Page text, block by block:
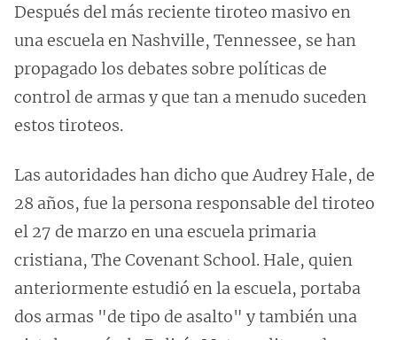
Después del más reciente tiroteo masivo en
una escuela en Nashville, Tennessee, se han
propagado los debates sobre políticas de
control de armas y que tan a menudo suceden
estos tiroteos.
Las autoridades han dicho que Audrey Hale, de
28 años, fue la persona responsable del tiroteo
el 27 de marzo en una escuela primaria
cristiana, The Covenant School. Hale, quien
anteriormente estudió en la escuela, ​​portaba
dos armas "de tipo de asalto" y también una